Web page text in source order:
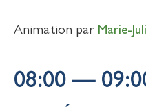
Animation par Marie-
08:00 —